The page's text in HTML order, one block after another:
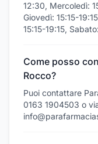
12:30, Mercoledì:
Giovedì: 15:15-
15:15-19:15,
Come posso
Rocco?
Puoi contattare
0163 1904503 o